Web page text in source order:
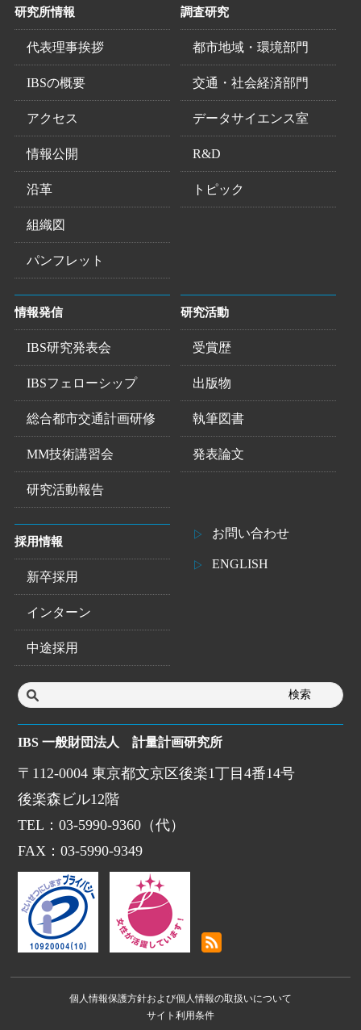
研究所情報
代表理事挨拶
IBSの概要
アクセス
情報公開
沿革
組織図
パンフレット
調査研究
都市地域・環境部門
交通・社会経済部門
データサイエンス室
R&D
トピック
情報発信
IBS研究発表会
IBSフェローシップ
総合都市交通計画研修
MM技術講習会
研究活動報告
研究活動
受賞歴
出版物
執筆図書
発表論文
採用情報
新卒採用
インターン
中途採用
お問い合わせ
ENGLISH
IBS 一般財団法人 計量計画研究所
〒112-0004 東京都文京区後楽1丁目4番14号
後楽森ビル12階
TEL：03-5990-9360（代）
FAX：03-5990-9349
個人情報保護方針および個人情報の取扱いについて
サイト利用条件